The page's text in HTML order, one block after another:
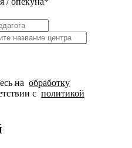
на обработку
с политикой